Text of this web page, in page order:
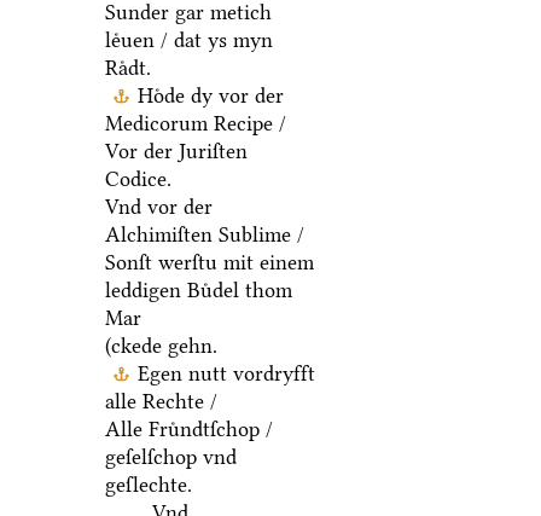
Sunder gar metich
leͤuen / dat ys myn
Raͤdt.
Hoͤde dy vor der
Medicorum Recipe /
Vor der Juriſten
Codice.
Vnd vor der
Alchimiſten Sublime /
Sonſt werſtu mit einem
leddigen Buͤdel thom
Mar
(ckede gehn.
Egen nutt vordryfft
alle Rechte /
Alle Fruͤndtſchop /
geſelſchop vnd
geſlechte.